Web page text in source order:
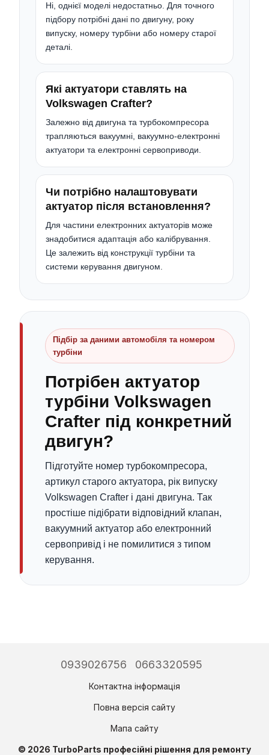
Ні, однієї моделі недостатньо. Для точного
підбору потрібні дані по двигуну, року
випуску, номеру турбіни або номеру старої
деталі.
Які актуатори ставлять на
Volkswagen Crafter?
Залежно від двигуна та турбокомпресора
трапляються вакуумні, вакуумно-електронні
актуатори та електронні сервоприводи.
Чи потрібно налаштовувати
актуатор після встановлення?
Для частини електронних актуаторів може
знадобитися адаптація або калібрування.
Це залежить від конструкції турбіни та
системи керування двигуном.
Підбір за даними автомобіля та номером
турбіни
Потрібен актуатор
турбіни Volkswagen
Crafter під конкретний
двигун?
Підготуйте номер турбокомпресора,
артикул старого актуатора, рік випуску
Volkswagen Crafter і дані двигуна. Так
простіше підібрати відповідний клапан,
вакуумний актуатор або електронний
сервопривід і не помилитися з типом
керування.
0939026756 0663320595
Контактна інформація
Повна версія сайту
Мапа сайту
© 2026 TurboParts професійні рішення для ремонту